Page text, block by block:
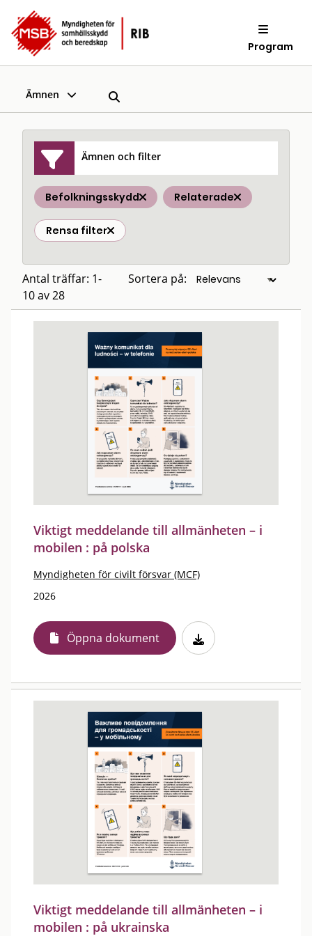
Program
Ämnen
Ämnen och filter
Befolkningsskydd Relaterade
Rensa filter
Antal träffar: 1-
10 av 28
Sortera på:
Viktigt meddelande till allmänheten – i
mobilen : på polska
Myndigheten för civilt försvar (MCF)
2026
Öppna dokument
Viktigt meddelande till allmänheten – i
mobilen : på ukrainska